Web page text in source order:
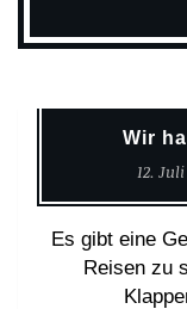
Wir
12. Juli
Es gibt eine
Reisen zu